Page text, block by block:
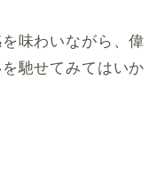
味わいながら、偉
馳せてみてはいか